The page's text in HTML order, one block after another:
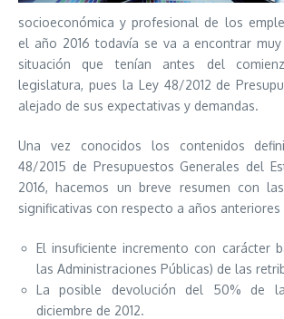
socioeconómica y profesional de los
el año 2016 todavía se va a encontrar
situación que tenían antes del
legislatura, pues la Ley 48/2012 de
alejado de sus expectativas y demandas.
Una vez conocidos los contenidos
48/2015 de Presupuestos Generales del
2016, hacemos un breve resumen con
significativas con respecto a años anteriores
El insuficiente incremento con carácter
las Administraciones Públicas) de las
La posible devolución del 50% de
diciembre de 2012.